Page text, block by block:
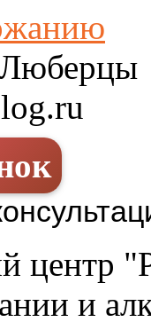
Люберцы
центр
и